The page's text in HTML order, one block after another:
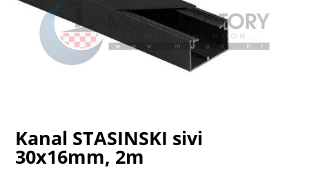
Kanal STASINSKI sivi
30x16mm, 2m